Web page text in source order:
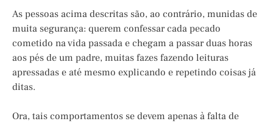
As pessoas acima descritas são, ao contrário, munidas de
muita segurança: querem confessar cada pecado
cometido na vida passada e chegam a passar duas horas
aos pés de um padre, muitas fazes fazendo leituras
apressadas e até mesmo explicando e repetindo coisas já
ditas.
Ora, tais comportamentos se devem apenas à falta de